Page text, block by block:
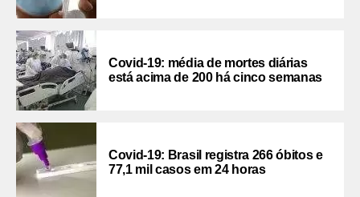
Covid-19: média de mortes diárias
está acima de 200 há cinco semanas
Covid-19: Brasil registra 266 óbitos e
77,1 mil casos em 24 horas